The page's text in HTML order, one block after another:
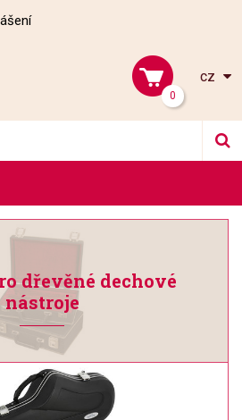
0
cz
dřevěné dechové
nástroje